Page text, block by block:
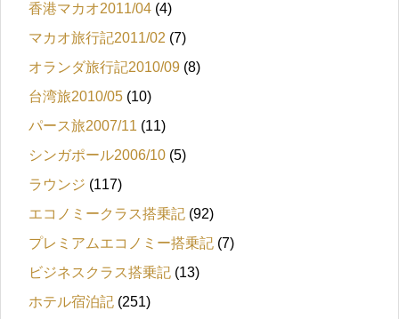
香港マカオ2011/04 (4)
マカオ旅行記2011/02 (7)
オランダ旅行記2010/09 (8)
台湾旅2010/05 (10)
パース旅2007/11 (11)
シンガポール2006/10 (5)
ラウンジ (117)
エコノミークラス搭乗記 (92)
プレミアムエコノミー搭乗記 (7)
ビジネスクラス搭乗記 (13)
ホテル宿泊記 (251)